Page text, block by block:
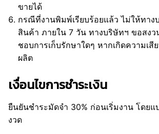
ขายได้
กรณีที่งานพิมพ์เรียบร้อยแล้ว ไม่ให้ทาง
สินค้า ภายใน 7 วัน ทางบริษัทฯ ขอสง
ชอบการเก็บรักษาใดๆ หากเกิดความเ
ผลิต
เงื่อนไขการชำระเงิน
ยืนยันชำระมัดจำ 30% ก่อนเริ่มงาน โดยแ
งวด